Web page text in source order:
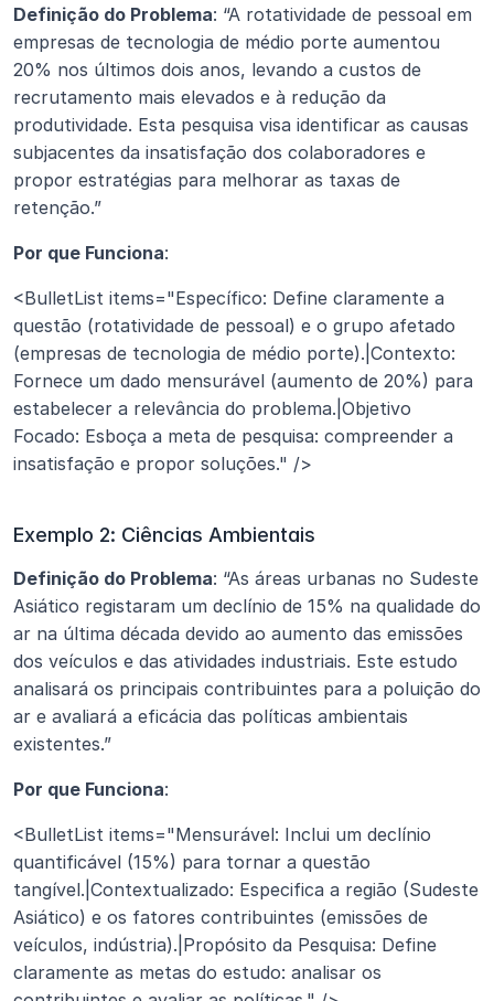
Definição do Problema: “A rotatividade de pessoal em
empresas de tecnologia de médio porte aumentou
20% nos últimos dois anos, levando a custos de
recrutamento mais elevados e à redução da
produtividade. Esta pesquisa visa identificar as causas
subjacentes da insatisfação dos colaboradores e
propor estratégias para melhorar as taxas de
retenção.”
Por que Funciona:
<BulletList items="Específico: Define claramente a
questão (rotatividade de pessoal) e o grupo afetado
(empresas de tecnologia de médio porte).|Contexto:
Fornece um dado mensurável (aumento de 20%) para
estabelecer a relevância do problema.|Objetivo
Focado: Esboça a meta de pesquisa: compreender a
insatisfação e propor soluções." />
Exemplo 2: Ciências Ambientais
Definição do Problema: “As áreas urbanas no Sudeste
Asiático registaram um declínio de 15% na qualidade do
ar na última década devido ao aumento das emissões
dos veículos e das atividades industriais. Este estudo
analisará os principais contribuintes para a poluição do
ar e avaliará a eficácia das políticas ambientais
existentes.”
Por que Funciona:
<BulletList items="Mensurável: Inclui um declínio
quantificável (15%) para tornar a questão
tangível.|Contextualizado: Especifica a região (Sudeste
Asiático) e os fatores contribuintes (emissões de
veículos, indústria).|Propósito da Pesquisa: Define
claramente as metas do estudo: analisar os